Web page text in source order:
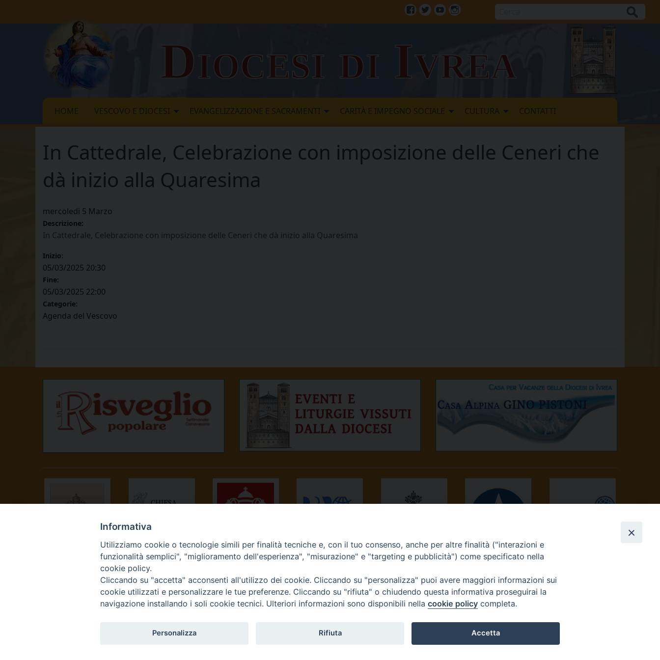
Diocesi di Ivrea
HOME VESCOVO E DIOCESI EVANGELIZZAZIONE E SACRAMENTI CARITÀ E IMPEGNO SOCIALE CULTURA CONTATTI
In Cattedrale, Celebrazione con imposizione delle Ceneri che
dà inizio alla Quaresima
mercoledì 5 Marzo
Descrizione:
In Cattedrale, Celebrazione con imposizione delle Ceneri che dà inizio alla Quaresima
Inizio:
05/03/2025 20:30
Fine:
05/03/2025 22:00
Categorie:
Agenda del Vescovo
CONFERENZA
EPISCOPALE
ITALIANA
NEWS.VA RADIO VATICANA
OSSERVATORE
ROMANO
AVVENIRE
Curia Vescovile Piazza Castello, 3 10015 Ivrea (To) Tel. 0125.641138 Fax 0125.40296 segreteriacuria@diocesivrea.it
Informativa
Utilizziamo cookie o tecnologie simili per finalità tecniche e, con il tuo consenso, anche per altre finalità ("interazioni e
funzionalità semplici", "miglioramento dell'esperienza", "misurazione" e "targeting e pubblicità") come specificato nella
cookie policy.
Cliccando su "accetta" acconsenti all'utilizzo dei cookie. Cliccando su "personalizza" puoi avere maggiori informazioni sui
cookie utilizzati e personalizzare le tue preferenze. Cliccando su "rifiuta" o chiudendo questa informativa proseguirai la
navigazione installando i soli cookie tecnici. Ulteriori informazioni sono disponibili nella cookie policy completa.
Personalizza Rifiuta Accetta